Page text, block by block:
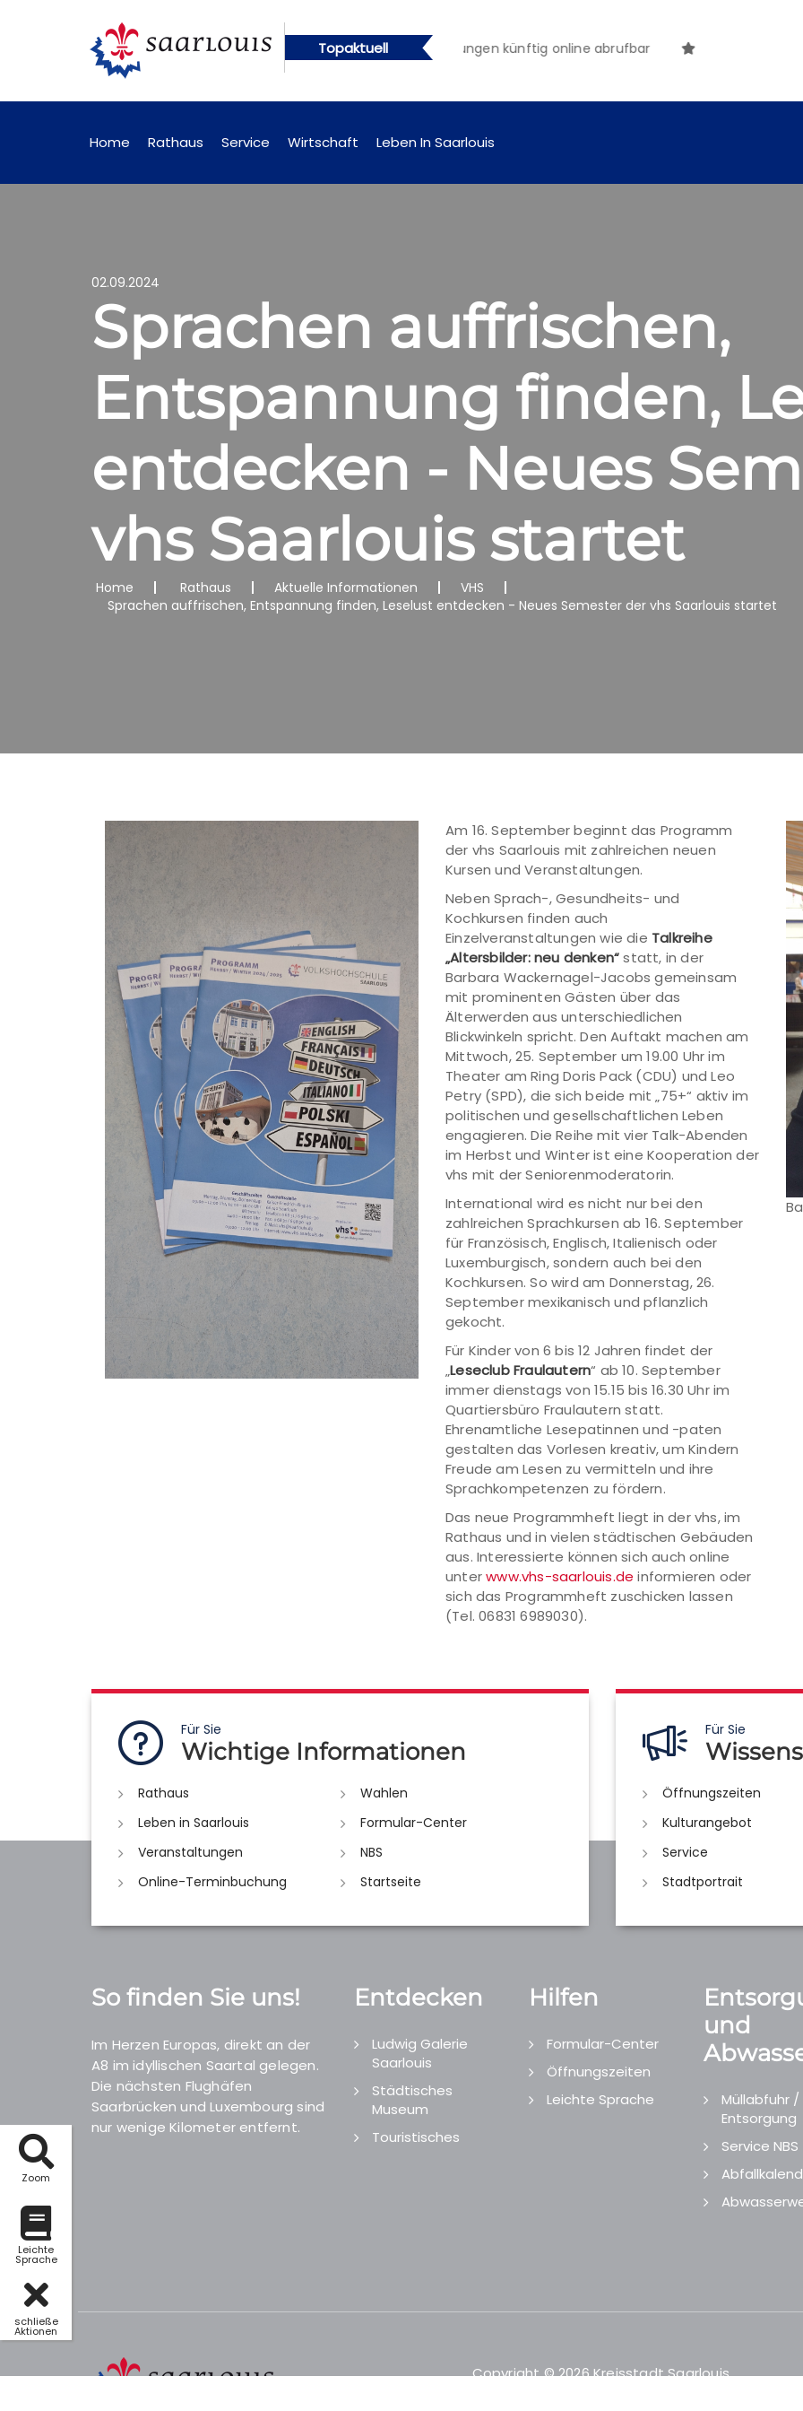
Zoom
Leichte
Sprache
schließe
Aktionen
Topaktuell
künftig online abrufbar Öffentliche Bekanntmachungen künftig online abrufbar
Home Rathaus Service Wirtschaft Leben In Saarlouis
02.09.2024
Sprachen auffrischen,
Entspannung finden,
entdecken - Neues
vhs Saarlouis startet
Home Rathaus Aktuelle Informationen
VHS
Sprachen auffrischen, Entspannung finden, Leselust entdecken - Neues Semester der vhs Saarlouis startet
Am 16. September beginnt das Programm
der vhs Saarlouis mit zahlreichen neuen
Kursen und Veranstaltungen.
Neben Sprach-, Gesundheits- und
Kochkursen finden auch
Einzelveranstaltungen wie die Talkreihe
„Altersbilder: neu denken“statt, in der
Barbara Wackernagel-Jacobs gemeinsam
mit prominenten Gästen über das
Älterwerden aus unterschiedlichen
Blickwinkeln spricht. Den Auftakt machen am
Mittwoch, 25. September um 19.00 Uhr im
Theater am Ring Doris Pack (CDU) und Leo
Petry (SPD), die sich beide mit „75+“ aktiv im
politischen und gesellschaftlichen Leben
engagieren. Die Reihe mit vier Talk-Abenden
im Herbst und Winter ist eine Kooperation der
vhs mit der Seniorenmoderatorin.
International wird es nicht nur bei den
zahlreichen Sprachkursen ab 16. September
für Französisch, Englisch, Italienisch oder
Luxemburgisch, sondern auch bei den
Kochkursen. So wird am Donnerstag, 26.
September mexikanisch und pflanzlich
gekocht.
Für Kinder von 6 bis 12 Jahren findet der
„Leseclub Fraulautern“ ab 10. September
immer dienstags von 15.15 bis 16.30 Uhr im
Quartiersbüro Fraulautern statt.
Ehrenamtliche Lesepatinnen und -paten
gestalten das Vorlesen kreativ, um Kindern
Freude am Lesen zu vermitteln und ihre
Sprachkompetenzen zu fördern.
Das neue Programmheft liegt in der vhs, im
Rathaus und in vielen städtischen Gebäuden
aus. Interessierte können sich auch online
unterwww.vhs-saarlouis.de informieren oder
sich das Programmheft zuschicken lassen
(Tel. 06831 6989030).
Für Sie
Wichtige Informationen
Rathaus
Wahlen
Leben in Saarlouis
Formular-Center
Veranstaltungen
NBS
Online-Terminbuchung
Startseite
Für Sie
Öffnungszeiten
Kulturangebot
Service
Stadtportrait
So finden Sie uns!
Im Herzen Europas, direkt an der
A8 im idyllischen Saartal gelegen.
Die nächsten Flughäfen
Saarbrücken und Luxembourg sind
nur wenige Kilometer entfernt.
Entdecken
Ludwig Galerie
Saarlouis
Städtisches
Museum
Touristisches
Hilfen
Formular-Center
Öffnungszeiten
Leichte Sprache
und
Müllabfuhr /
Entsorgung
Service NBS
Copyright © 2026 Kreisstadt Saarlouis.